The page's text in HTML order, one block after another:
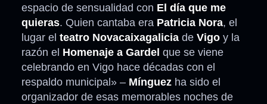
espacio de sensualidad con El día que me
quieras. Quien cantaba era Patricia Nora, el
lugar el teatro Novacaixagalicia de Vigo y la
razón el Homenaje a Gardel que se viene
celebrando en Vigo hace décadas con el
respaldo municipal» – Mínguez ha sido el
organizador de esas memorables noches de